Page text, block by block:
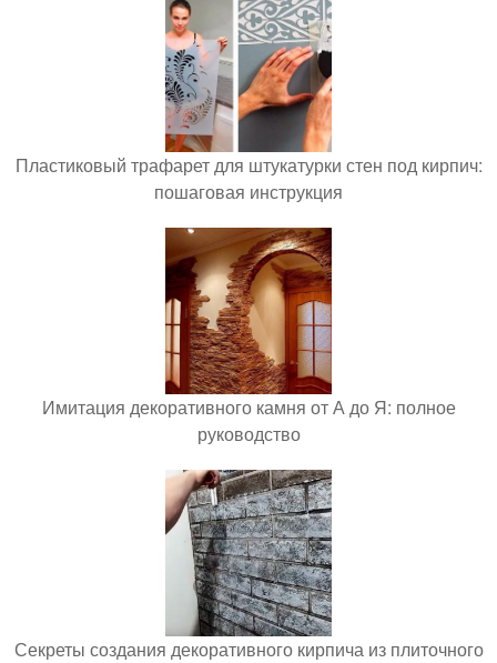
Пластиковый трафарет для штукатурки стен под кирпич:
пошаговая инструкция
Имитация декоративного камня от А до Я: полное
руководство
Секреты создания декоративного кирпича из плиточного